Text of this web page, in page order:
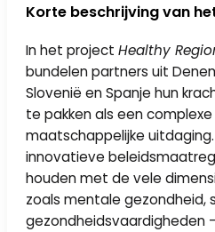
Korte beschrijving van
In het projectHealthy
bundelen partners uit
Slovenië en Spanje hun
te pakken als een
maatschappelijke
innovatieve
houden met de vele
zoals mentale gezondheid,
gezondheidsvaardigheden